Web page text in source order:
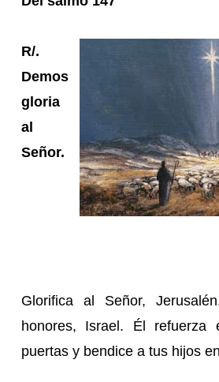
R/.
Demos
gloria
al
Señor.
Glorifica al Señor,
honores, Israel. Él
puertas y bendice a tus hijos